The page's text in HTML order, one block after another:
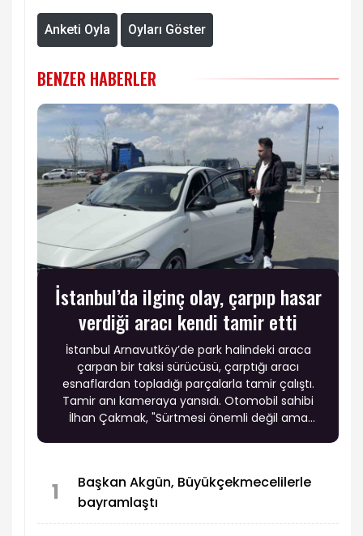
Anketi Oyla Oyları Göster
BENZER HABERLER
İstanbul’da ilginç olay, çarpıp hasar
verdiği aracı kendi tamir etti
İstanbul Arnavutköy’de park halindeki araca
çarpan bir taksi sürücüsü, çarptığı aracı
esnaflardan topladığı parçalarla tamir çalıştı.
Tamir anı kameraya yansıdı. Otomobil sahibi
İlhan Çakmak, "Sürtmesi önemli değil ama
1
Başkan Akgün, Büyükçekmecelilerle
bayramlaştı